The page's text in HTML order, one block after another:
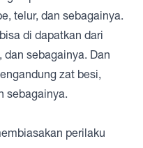
telur, dan sebagainya.
di dapatkan dari
sebagainya. Dan
zat besi,
sebagainya.
perilaku